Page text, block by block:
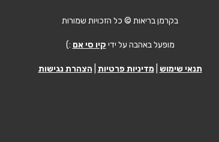
בקרמן בריאות © כל הזכויות שמורות
מופעל באהבה על ידי קיו סי אם :)
תנאי שימוש מדיניות פרטיות הצהרת נגישות